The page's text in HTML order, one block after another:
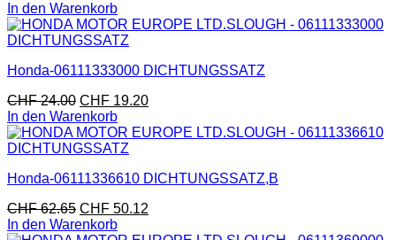
In den Warenkorb
Honda-06111333000 DICHTUNGSSATZ
CHF24.00 CHF 19.20
In den Warenkorb
Honda-06111336610 DICHTUNGSSATZ,B
CHF62.65 CHF 50.12
In den Warenkorb